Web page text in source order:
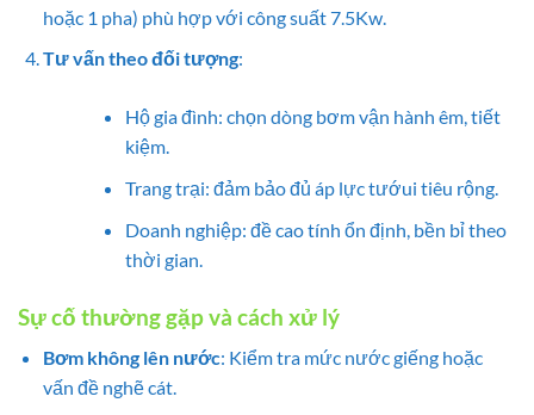
hoặc 1 pha) phù hợp với công suất 7.5Kw.
Tư vấn theo đối tượng:
Hộ gia đình: chọn dòng bơm vận hành êm, tiết
kiệm.
Trang trại: đảm bảo đủ áp lực tướui tiêu rộng.
Doanh nghiệp: đề cao tính ổn định, bền bỉ theo
thời gian.
Sự cố thường gặp và cách xử lý
Bơm không lên nước: Kiểm tra mức nước giếng hoặc
vấn đề nghẽ cát.